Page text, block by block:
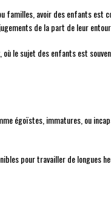
familles, avoir des enfants est
de la part de leur
le sujet des enfants est
égoïstes, immatures, ou
pour travailler de longues